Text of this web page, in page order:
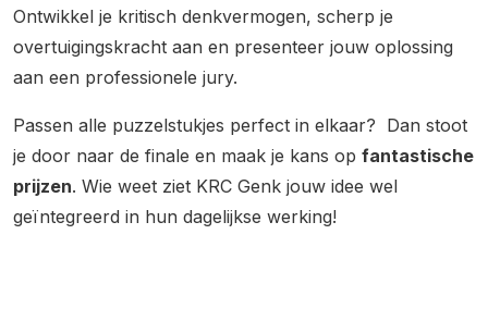
Ontwikkel je kritisch denkvermogen, scherp je
overtuigingskracht aan en presenteer jouw oplossing
aan een professionele jury.
Passen alle puzzelstukjes perfect in elkaar? Dan stoot
je door naar de finale en maak je kans op fantastische
prijzen. Wie weet ziet KRC Genk jouw idee wel
geïntegreerd in hun dagelijkse werking!